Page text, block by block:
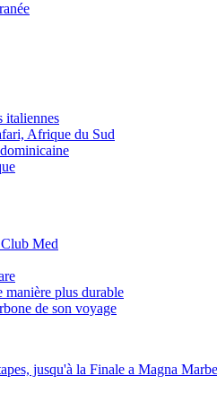
italiennes
Afrique du Sud
Med
manière plus durable
de son voyage
jusqu'à la Finale a Magna